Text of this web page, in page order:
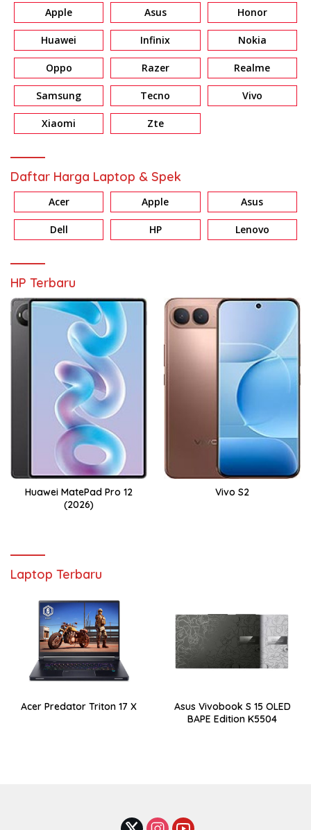
Apple Asus Honor
Huawei Infinix Nokia
Oppo Razer Realme
Samsung Tecno Vivo
Xiaomi Zte
Daftar Harga Laptop & Spek
Acer Apple Asus
Dell HP Lenovo
HP Terbaru
Huawei MatePad Pro 12
(2026)
Vivo S2
Laptop Terbaru
Acer Predator Triton 17 X
Asus Vivobook S 15 OLED
BAPE Edition K5504